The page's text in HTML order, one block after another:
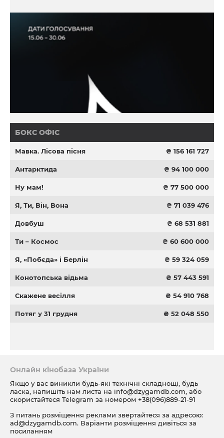
БОКС ОФІС
Мавка. Лісова пісня ₴ 156 161 727
Антарктида ₴ 94 100 000
Ну мам! ₴ 77 500 000
Я, Ти, Він, Вона ₴ 71 039 476
Довбуш ₴ 68 531 881
Ти – Космос ₴ 60 600 000
Я, «Побєда» і Берлін ₴ 59 324 059
Конотопська відьма ₴ 57 443 591
Скажене весілля ₴ 54 910 768
Потяг у 31 грудня ₴ 52 048 550
Онлайн кінобаза України
Якщо у вас виникли будь-які технічні складнощі, будь
ласка, напишіть нам листа на info@dzygamdb.com, або
скористайтеся Telegram за номером +38(096)889-21-91
З питань розміщення реклами звертайтеся за адресою:
ad@dzygamdb.com. Варіанти розміщення дивіться за
посиланням